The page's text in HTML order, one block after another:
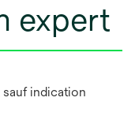
expert
sauf indication